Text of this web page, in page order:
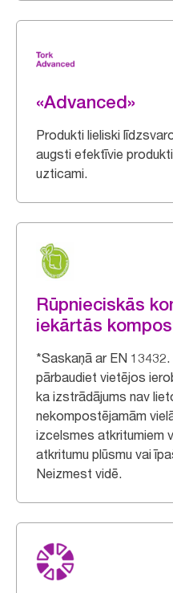
«Advanced»
Produkti lieliski
augsti efektīvie
uzticami.
Rūpnieciskās
iekārtās
*Saskaņā ar EN
pārbaudiet vietējos
ka izstrādājums nav
nekompostējamām
izcelsmes atkritumiem
atkritumu plūsmu vai
Neizmest vidē.